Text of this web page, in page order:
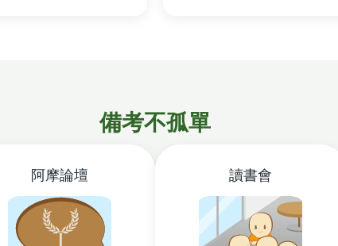
備考不孤單
阿摩論壇 讀書會